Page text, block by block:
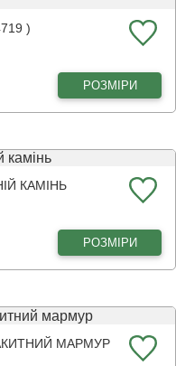
)
РОЗМІРИ
КАМІНЬ
РОЗМІРИ
МАРМУР